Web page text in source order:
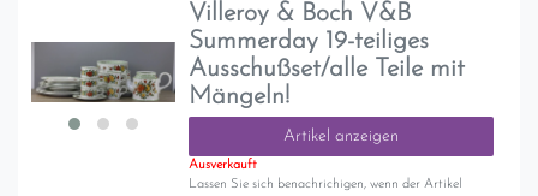
Villeroy & Boch V&B
Summerday 19-teiliges
Ausschußset/alle Teile mit
Mängeln!
Artikel anzeigen
Ausverkauft
Lassen Sie sich benachrichigen, wenn der Artikel